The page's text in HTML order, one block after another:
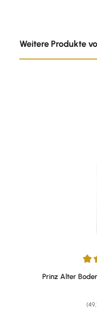
Weitere Produkte
Durchschnittliche
Prinz Alter